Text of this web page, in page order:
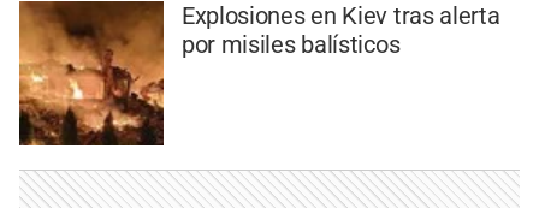
Explosiones en Kiev tras alerta
por misiles balísticos